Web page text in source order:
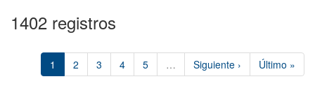
1402 registros
1 2 3 4 5 … Siguiente › Último »